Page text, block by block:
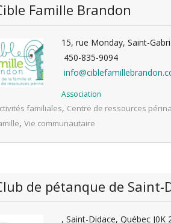
Famille Brandon
15, rue Monday, Saint-
450-835-9094
Association
familiales, Centre de ressources
, Vie communautaire
de pétanque de Saint-
, Saint-Didace, Québec J0K